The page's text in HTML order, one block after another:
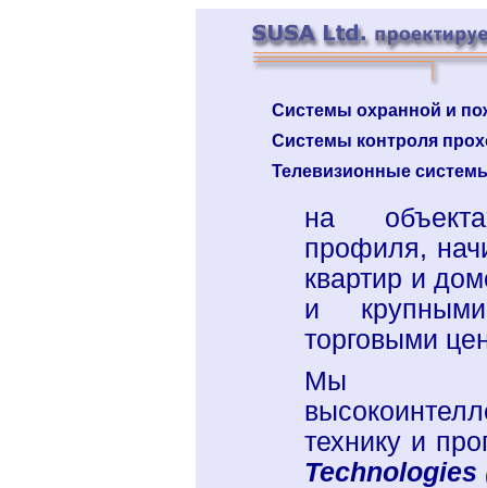
Системы охранной и
Системы контроля
Телевизионные
на
профиля,
квартир и
и
торговыми
Мы
технику и
Technologies